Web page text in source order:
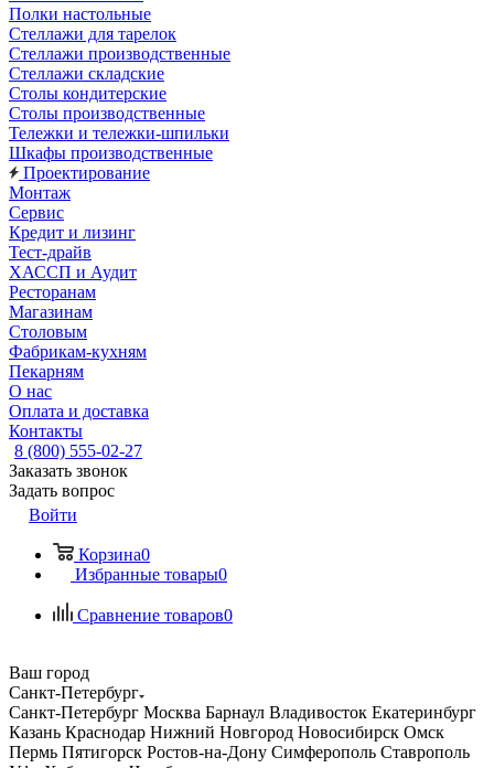
Полки настольные
Стеллажи для тарелок
Стеллажи производственные
Стеллажи складские
Столы кондитерские
Столы производственные
Тележки и тележки-шпильки
Шкафы производственные
Проектирование
Монтаж
Сервис
Кредит и лизинг
Тест-драйв
ХАССП и Аудит
Ресторанам
Магазинам
Столовым
Фабрикам-кухням
Пекарням
О нас
Оплата и доставка
Контакты
8 (800) 555-02-27
Заказать звонок
Задать вопрос
Войти
Корзина0
Избранные товары0
Сравнение товаров0
Ваш город
Санкт-Петербург
Санкт-Петербург Москва Барнаул Владивосток Екатеринбург
Казань Краснодар Нижний Новгород Новосибирск Омск
Пермь Пятигорск Ростов-на-Дону Симферополь Ставрополь